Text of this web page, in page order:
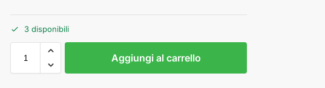
3 disponibili
Aggiungi al carrello